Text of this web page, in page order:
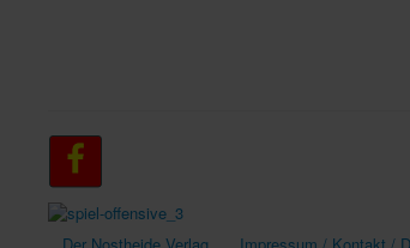
Der Nostheide Verlag Impressum / Kontakt /